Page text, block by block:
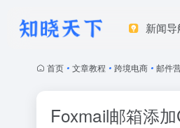
新闻导
首页 • 文章教程 • 跨境电商 • 邮件
Foxmail邮箱添